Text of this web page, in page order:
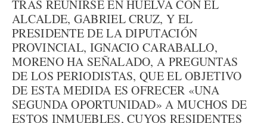
TRAS REUNIRSE EN HUELVA CON EL
ALCALDE, GABRIEL CRUZ, Y EL
PRESIDENTE DE LA DIPUTACIÓN
PROVINCIAL, IGNACIO CARABALLO,
MORENO HA SEÑALADO, A PREGUNTAS
DE LOS PERIODISTAS, QUE EL OBJETIVO
DE ESTA MEDIDA ES OFRECER «UNA
SEGUNDA OPORTUNIDAD» A MUCHOS DE
ESTOS INMUEBLES, CUYOS RESIDENTES